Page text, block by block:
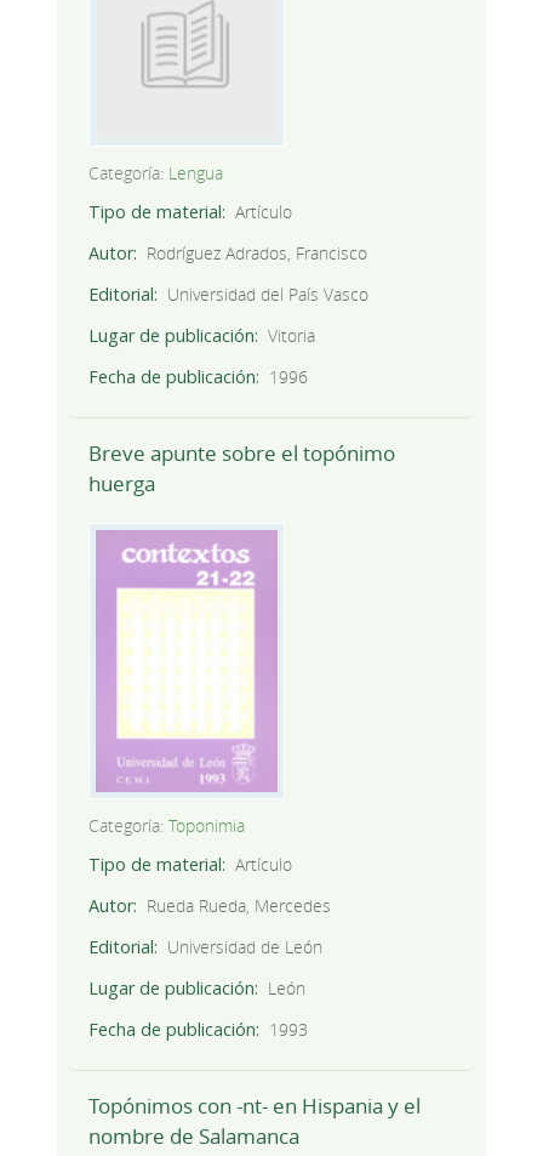
Categoría: Lengua
Tipo de material
Artículo
Autor
Rodríguez Adrados, Francisco
Editorial
Universidad del País Vasco
Lugar de publicación
Vitoria
Fecha de publicación
1996
Breve apunte sobre el topónimo
huerga
Categoría: Toponimia
Tipo de material
Artículo
Autor
Rueda Rueda, Mercedes
Editorial
Universidad de León
Lugar de publicación
León
Fecha de publicación
1993
Topónimos con -nt- en Hispania y el
nombre de Salamanca